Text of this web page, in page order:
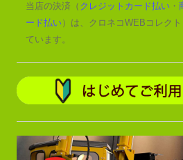
当店の決済（ クレジットカード払い ・
ード払い）は、クロネコWEBコレク
ています。